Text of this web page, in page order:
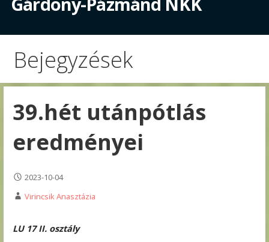
Bejegyzések
39.hét utánpótlás
eredményei
2023-10-04
Virincsik Anasztázia
LU 17 II. osztály